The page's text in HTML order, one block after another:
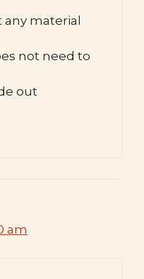
any material
not need to
out
am